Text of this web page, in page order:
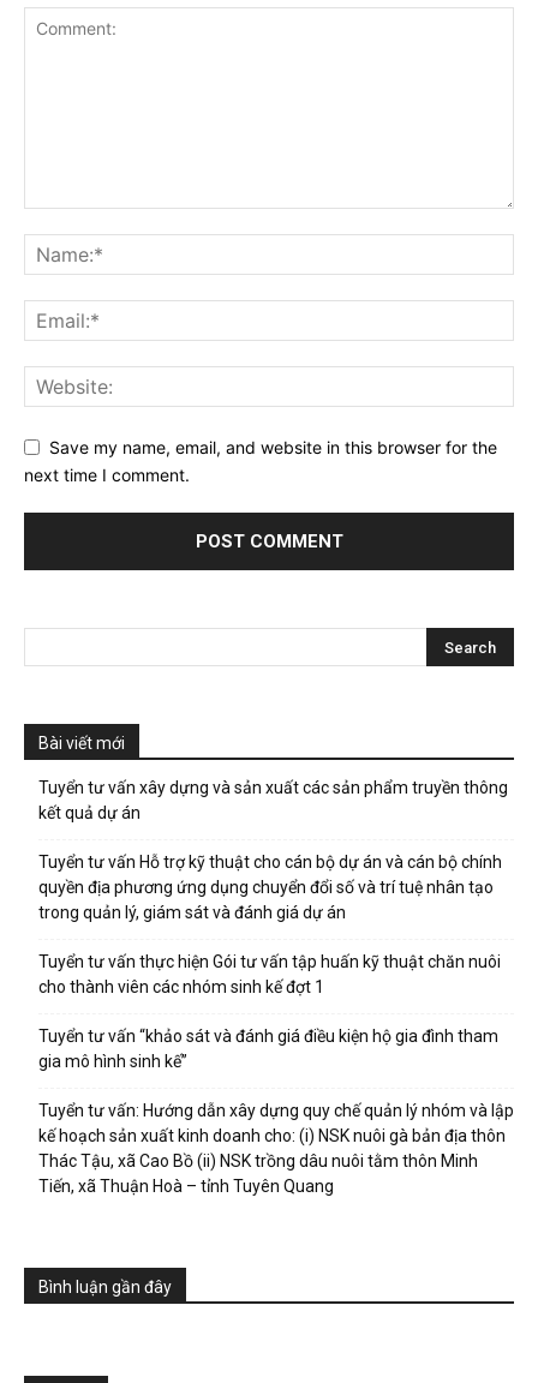
Save my name, email, and website in this browser for the
next time I comment.
Bài viết mới
Tuyển tư vấn xây dựng và sản xuất các sản phẩm truyền thông
kết quả dự án
Tuyển tư vấn Hỗ trợ kỹ thuật cho cán bộ dự án và cán bộ chính
quyền địa phương ứng dụng chuyển đổi số và trí tuệ nhân tạo
trong quản lý, giám sát và đánh giá dự án
Tuyển tư vấn thực hiện Gói tư vấn tập huấn kỹ thuật chăn nuôi
cho thành viên các nhóm sinh kế đợt 1
Tuyển tư vấn “khảo sát và đánh giá điều kiện hộ gia đình tham
gia mô hình sinh kế”
Tuyển tư vấn: Hướng dẫn xây dựng quy chế quản lý nhóm và lập
kế hoạch sản xuất kinh doanh cho: (i) NSK nuôi gà bản địa thôn
Thác Tậu, xã Cao Bồ (ii) NSK trồng dâu nuôi tằm thôn Minh
Tiến, xã Thuận Hoà – tỉnh Tuyên Quang
Bình luận gần đây